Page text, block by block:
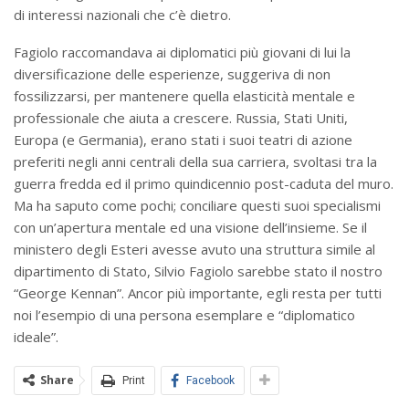
di interessi nazionali che c’è dietro.
Fagiolo raccomandava ai diplomatici più giovani di lui la
diversificazione delle esperienze, suggeriva di non
fossilizzarsi, per mantenere quella elasticità mentale e
professionale che aiuta a crescere. Russia, Stati Uniti,
Europa (e Germania), erano stati i suoi teatri di azione
preferiti negli anni centrali della sua carriera, svoltasi tra la
guerra fredda ed il primo quindicennio post-caduta del muro.
Ma ha saputo come pochi; conciliare questi suoi specialismi
con un’apertura mentale ed una visione dell’insieme. Se il
ministero degli Esteri avesse avuto una struttura simile al
dipartimento di Stato, Silvio Fagiolo sarebbe stato il nostro
“George Kennan”. Ancor più importante, egli resta per tutti
noi l’esempio di una persona esemplare e “diplomatico
ideale”.
Share Print Facebook